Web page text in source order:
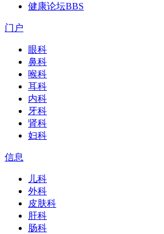
健康论坛BBS
门户
眼科
鼻科
喉科
耳科
内科
牙科
肾科
妇科
信息
儿科
外科
皮肤科
肝科
肠科